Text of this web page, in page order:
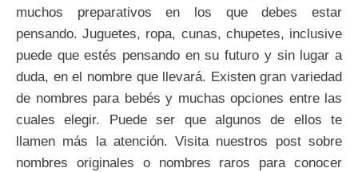
muchos preparativos en los que debes estar
pensando. Juguetes, ropa, cunas, chupetes, inclusive
puede que estés pensando en su futuro y sin lugar a
duda, en el nombre que llevará. Existen gran variedad
de nombres para bebés y muchas opciones entre las
cuales elegir. Puede ser que algunos de ellos te
llamen más la atención. Visita nuestros post sobre
nombres originales o nombres raros para conocer